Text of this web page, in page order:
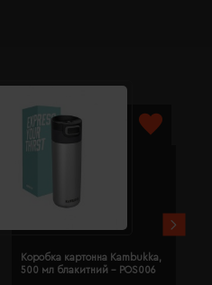
Коробка картонна Kambukka,
500 мл блакитний - POS006